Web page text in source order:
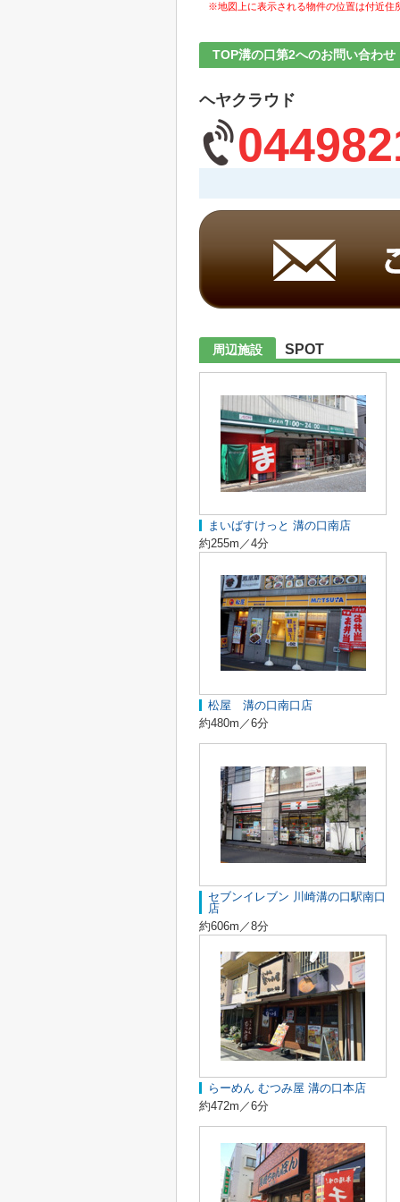
※地図上に表示される物件の位置は付近住
TOP溝の口第2へのお問い合わせ
ヘヤクラウド
周辺施設 SPOT
まいばすけっと 溝の口南店
約255m／4分
松屋 溝の口南口店
約480m／6分
セブンイレブン 川崎溝の口駅南口
店
約606m／8分
らーめん むつみ屋 溝の口本店
約472m／6分